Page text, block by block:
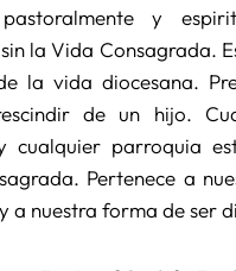
y
la Vida Consagrada.
la vida diocesana.
de un hijo.
cualquier parroquia
Pertenece a
a nuestra forma de ser